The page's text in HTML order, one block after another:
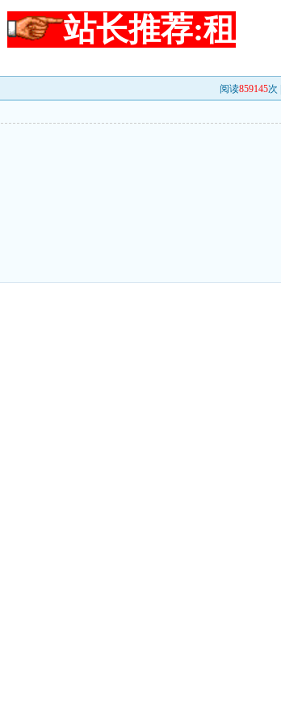
站长推荐:租
阅读859145次 |